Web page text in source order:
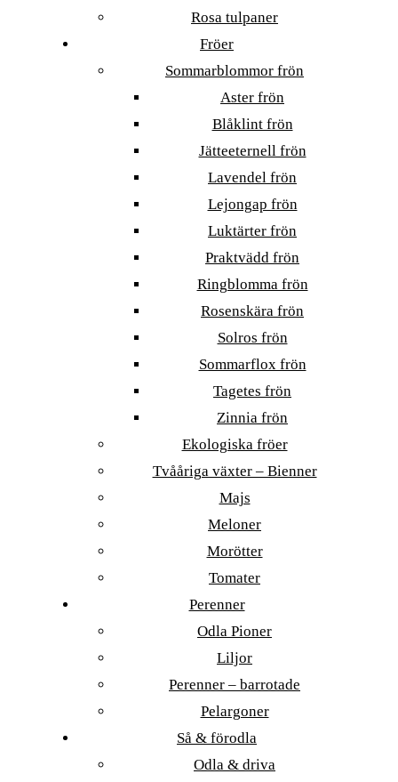
Rosa tulpaner
Fröer
Sommarblommor frön
Aster frön
Blåklint frön
Jätteeternell frön
Lavendel frön
Lejongap frön
Luktärter frön
Praktvädd frön
Ringblomma frön
Rosenskära frön
Solros frön
Sommarflox frön
Tagetes frön
Zinnia frön
Ekologiska fröer
Tvååriga växter – Bienner
Majs
Meloner
Morötter
Tomater
Perenner
Odla Pioner
Liljor
Perenner – barrotade
Pelargoner
Så & förodla
Odla & driva